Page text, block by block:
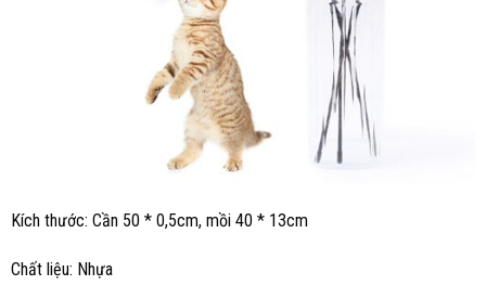
Kích thước: Cần 50 * 0,5cm, mồi 40 * 13cm
Chất liệu: Nhựa